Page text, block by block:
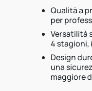
Qualità a
per
Versatilità
4 stagioni,
Design
una
maggiore